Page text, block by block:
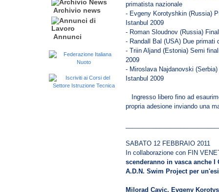
Archivio news
Annunci
primatista nazionale
- Evgeny Korotyshkin (Russia)
Istanbul 2009
- Roman Sloudnov (Russia)
- Randall Bal (USA) Due
- Triin Aljand (Estonia) Semi
2009
- Miroslava Najdanovski
Istanbul 2009
Ingresso libero fino ad
propria adesione inviando una
SABATO 12 FEBBRAIO 2011
In collaborazione con FIN
scenderanno in vasca anche I
A.D.N. Swim Project per
Milorad Cavic, Evgeny